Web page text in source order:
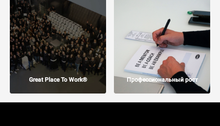
Great Place To Work® Профессиональный рост